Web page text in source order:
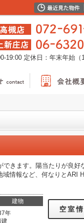
19:00 定休日：年末年始（
きます。陽当たりが良好
情報など、何なりとARI
建物
年
建
空室